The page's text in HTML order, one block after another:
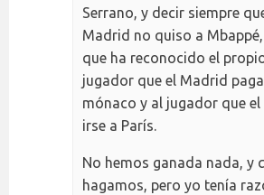
Serrano, y decir siempre
Madrid no quiso a
que ha reconocido el
jugador que el Madrid
mónaco y al jugador que el
irse a París.
No hemos ganada nada, y
hagamos, pero yo tenía